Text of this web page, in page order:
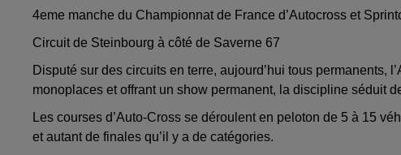
4eme manche du Championnat de France d’Autocross et
Circuit de Steinbourg à côté de Saverne 67
Disputé sur des circuits e​​n terre, aujourd’hui tous
monoplaces et offrant un show permanent, la discipline séduit
Les courses d’Auto-Cross se déroulent en peloton de 5 à 15
et autant de finales qu’il y a de catégories.